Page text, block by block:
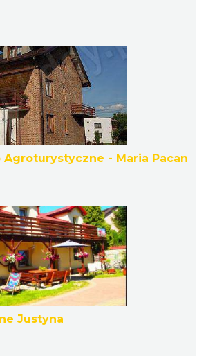
Agroturystyczne - Maria Pacan
Justyna